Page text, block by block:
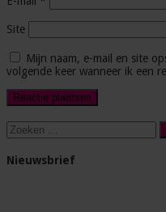
Site
Mijn naam, e-mail en site
volgende keer wanneer ik een
Zoeken
naar:
Nieuwsbrief